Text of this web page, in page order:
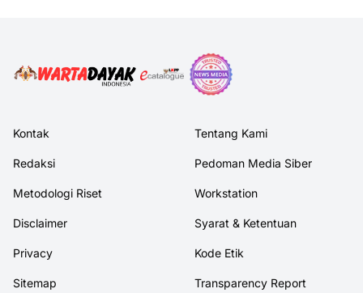
Kontak Tentang Kami
Redaksi Pedoman Media Siber
Metodologi Riset Workstation
Disclaimer Syarat & Ketentuan
Privacy Kode Etik
Sitemap Transparency Report